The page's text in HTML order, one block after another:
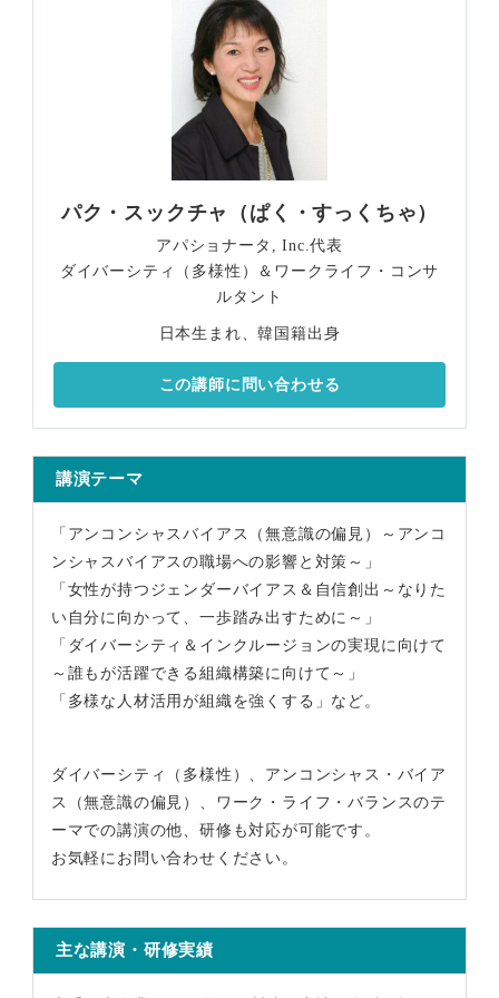
パク・スックチャ（ぱく・すっくちゃ）
アパショナータ, Inc.代表
ダイバーシティ（多様性）＆ワークライフ・コンサ
ルタント
日本生まれ、韓国籍出身
この講師に問い合わせる
講演テーマ
「アンコンシャスバイアス（無意識の偏見）～アンコ
ンシャスバイアスの職場への影響と対策～」
「女性が持つジェンダーバイアス＆自信創出～なりた
い自分に向かって、一歩踏み出すために～」
「ダイバーシティ＆インクルージョンの実現に向けて
～誰もが活躍できる組織構築に向けて～」
「多様な人材活用が組織を強くする」など。
ダイバーシティ（多様性）、アンコンシャス・バイア
ス（無意識の偏見）、ワーク・ライフ・バランスのテ
ーマでの講演の他、研修も対応が可能です。
お気軽にお問い合わせください。
主な講演・研修実績